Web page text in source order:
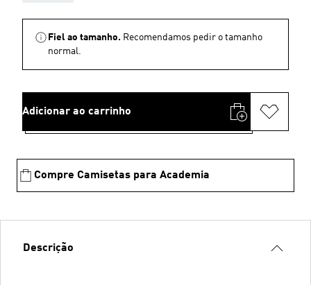
Fiel ao tamanho. Recomendamos pedir o tamanho
normal.
Adicionar ao carrinho
Compre Camisetas para Academia
Descrição